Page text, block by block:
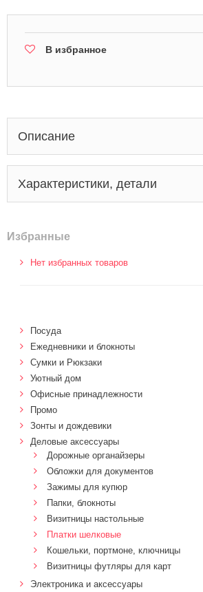
В избранное
Описание
Характеристики, детали
Избранные
Нет избранных товаров
Посуда
Ежедневники и блокноты
Сумки и Рюкзаки
Уютный дом
Офисные принадлежности
Промо
Зонты и дождевики
Деловые аксессуары
Дорожные органайзеры
Обложки для документов
Зажимы для купюр
Папки, блокноты
Визитницы настольные
Платки шелковые
Кошельки, портмоне, ключницы
Визитницы футляры для карт
Электроника и аксессуары